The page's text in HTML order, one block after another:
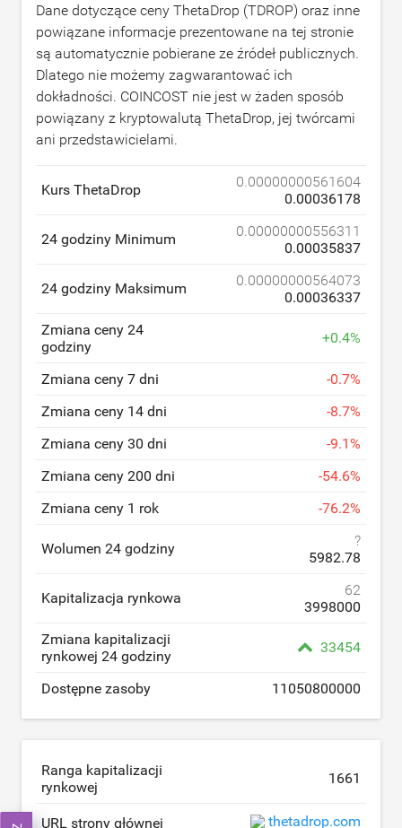
Dane dotyczące ceny ThetaDrop (TDROP) oraz inne
powiązane informacje prezentowane na tej stronie
są automatycznie pobierane ze źródeł publicznych.
Dlatego nie możemy zagwarantować ich
dokładności. COINCOST nie jest w żaden sposób
powiązany z kryptowalutą ThetaDrop, jej twórcami
ani przedstawicielami.
Kurs ThetaDrop
0.00000000561604
0.00036178
24 godziny Minimum
0.00000000556311
0.00035837
24 godziny Maksimum
0.00000000564073
0.00036337
Zmiana ceny 24
godziny
+0.4%
Zmiana ceny 7 dni -0.7%
Zmiana ceny 14 dni
-8.7%
Zmiana ceny 30 dni
-9.1%
Zmiana ceny 200 dni
-54.6%
Zmiana ceny 1 rok
-76.2%
Wolumen 24 godziny
?
5982.78
Kapitalizacja rynkowa
62
3998000
Zmiana kapitalizacji
rynkowej 24 godziny
33454
Dostępne zasoby 11050800000
Ranga kapitalizacji
rynkowej
1661
URL strony głównej thetadrop.com